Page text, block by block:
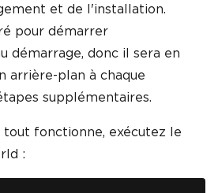
et de l'installation.
pour démarrer
démarrage, donc il sera en
arrière-plan à chaque
supplémentaires.
fonctionne, exécutez le
: